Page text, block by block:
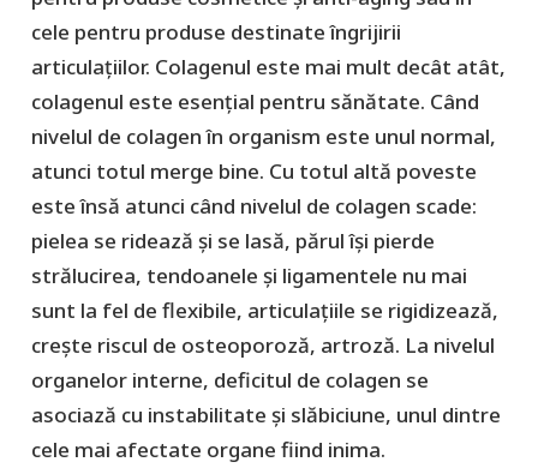
cele pentru produse destinate îngrijirii
articulațiilor. Colagenul este mai mult decât atât,
colagenul este esențial pentru sănătate. Când
nivelul de colagen în organism este unul normal,
atunci totul merge bine. Cu totul altă poveste
este însă atunci când nivelul de colagen scade:
pielea se ridează și se lasă, părul își pierde
strălucirea, tendoanele și ligamentele nu mai
sunt la fel de flexibile, articulațiile se rigidizează,
crește riscul de osteoporoză, artroză. La nivelul
organelor interne, deficitul de colagen se
asociază cu instabilitate și slăbiciune, unul dintre
cele mai afectate organe fiind inima.